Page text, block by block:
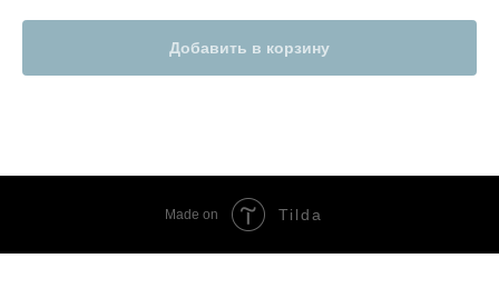
Добавить в корзину
Made on Tilda